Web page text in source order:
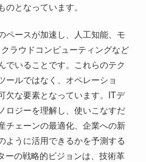
となっています。
ペースが加速し、人工知能、モ
ラウドコンピューティングなど
でいることです。これらのテク
ールではなく、オペレーショ
欠な要素となっています。ITデ
ロジーを理解し、使いこなすだ
チェーンの最適化、企業への新
ように活用できるかを予測する
ーの戦略的ビジョンは、技術革